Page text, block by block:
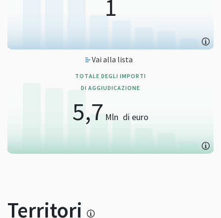
1
Vai alla lista
TOTALE DEGLI IMPORTI
DI AGGIUDICAZIONE
5,7 Mln di euro
Territori